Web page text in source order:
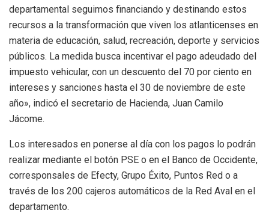
departamental seguimos financiando y destinando estos
recursos a la transformación que viven los atlanticenses en
materia de educación, salud, recreación, deporte y servicios
públicos. La medida busca incentivar el pago adeudado del
impuesto vehicular, con un descuento del 70 por ciento en
intereses y sanciones hasta el 30 de noviembre de este
año», indicó el secretario de Hacienda, Juan Camilo
Jácome.
Los interesados en ponerse al día con los pagos lo podrán
realizar mediante el botón PSE o en el Banco de Occidente,
corresponsales de Efecty, Grupo Éxito, Puntos Red o a
través de los 200 cajeros automáticos de la Red Aval en el
departamento.